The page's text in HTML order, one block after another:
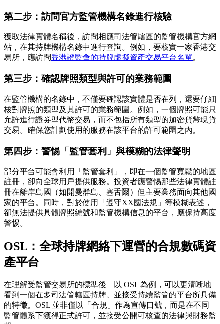
第二步：訪問官方監管機構名錄進行核驗
獲取法律實體名稱後，訪問相應司法管轄區的監管機構官方網
站，在其持牌機構名錄中進行查詢。例如，要核實一家香港交
易所，應訪問香港證監會的持牌虛擬資產交易平台名單。
第三步：確認牌照類型與許可的業務範圍
在監管機構的名錄中，不僅要確認該實體是否在列，還要仔細
核對牌照的類型及其許可的業務範圍。例如，一個牌照可能只
允許進行證券型代幣交易，而不包括所有類型的加密貨幣現貨
交易。確保您計劃使用的服務在該平台的許可範圍之內。
第四步：警惕「監管套利」與模糊的法律聲明
部分平台可能會利用「監管套利」，即在一個監管寬鬆的地區
註冊，卻向全球用戶提供服務。投資者應警惕那些法律實體註
冊在離岸島國（如開曼群島、塞舌爾）但主要業務面向其他國
家的平台。同時，對於使用「遵守XX國法規」等模糊表述，
卻無法提供具體牌照編號和監管機構信息的平台，應保持高度
警惕。
OSL：全球持牌網絡下運營的合規數碼資
產平台
在理解受監管交易所的標準後，以 OSL 為例，可以更清晰地
看到一個在多司法管轄區持牌、並接受持續監管的平台所具備
的特徵。OSL 並非僅以「合規」作為宣傳口號，而是在不同
監管體系下獲得正式許可，並接受公開可核查的法律與財務監